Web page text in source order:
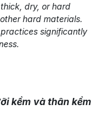
dry, or hard
hard materials.
significantly
kềm và thân kềm